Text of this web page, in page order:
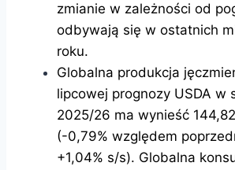
zmianie w zależności od
odbywają się w ostatnich
roku.
Globalna produkcja
lipcowej prognozy USDA w
2025/26 ma wynieść
(-0,79% względem
+1,04% s/s). Globalna